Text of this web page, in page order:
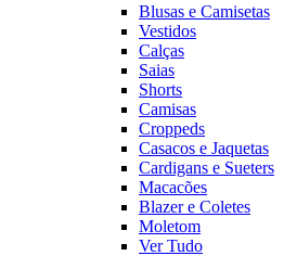
Blusas e Camisetas
Vestidos
Calças
Saias
Shorts
Camisas
Croppeds
Casacos e Jaquetas
Cardigans e Sueters
Macacões
Blazer e Coletes
Moletom
Ver Tudo